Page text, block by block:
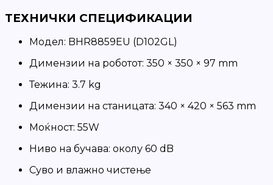
ТЕХНИЧКИ СПЕЦИФИКАЦИИ
Модел: BHR8859EU (D102GL)
Димензии на роботот: 350 × 350 × 97 mm
Тежина: 3.7 kg
Димензии на станицата: 340 × 420 × 563 mm
Моќност: 55W
Ниво на бучава: околу 60 dB
Суво и влажно чистење